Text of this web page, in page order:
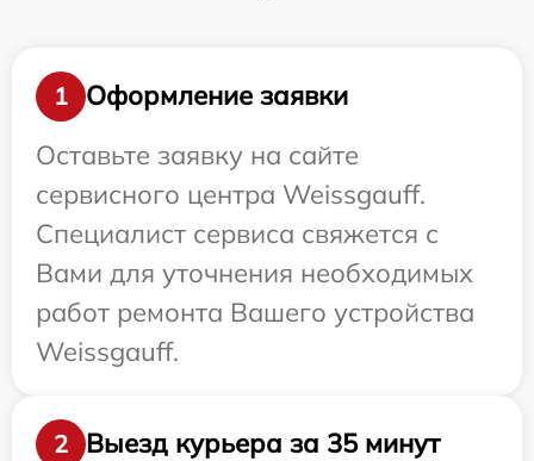
1
Оформление заявки
Оставьте заявку на сайте
сервисного центра Weissgauff.
Специалист сервиса свяжется с
Вами для уточнения необходимых
работ ремонта Вашего устройства
Weissgauff.
2 Выезд курьера за 35 минут